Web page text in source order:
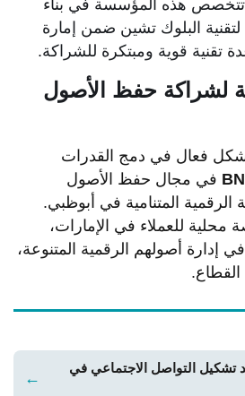
تتخصص هذه المؤسسة في بناء
لتقنية البلوك تشين ضمن إمارة
تقنية قوية ومبتكرة للشراكة.
لشراكة حفظ الأصول
فعال في دمج القدرات
في مجال حفظ الأصول
الرقمية المتنامية في أبوظبي.
محلية للعملاء في الإمارات،
في إدارة أصولهم الرقمية المتنوعة،
القطاع.
تشكيل التواصل الاجتماعي في
←